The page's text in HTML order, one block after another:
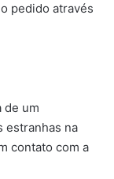
pedido através
de um
estranhas na
contato com a